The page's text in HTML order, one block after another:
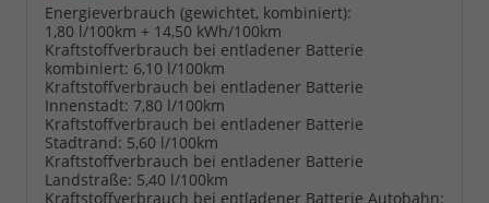
Energieverbrauch (gewichtet, kombiniert):
1,80 l/100km + 14,50 kWh/100km
Kraftstoffverbrauch bei entladener Batterie
kombiniert: 6,10 l/100km
Kraftstoffverbrauch bei entladener Batterie
Innenstadt: 7,80 l/100km
Kraftstoffverbrauch bei entladener Batterie
Stadtrand: 5,60 l/100km
Kraftstoffverbrauch bei entladener Batterie
Landstraße: 5,40 l/100km
Kraftstoffverbrauch bei entladener Batterie Autobahn: